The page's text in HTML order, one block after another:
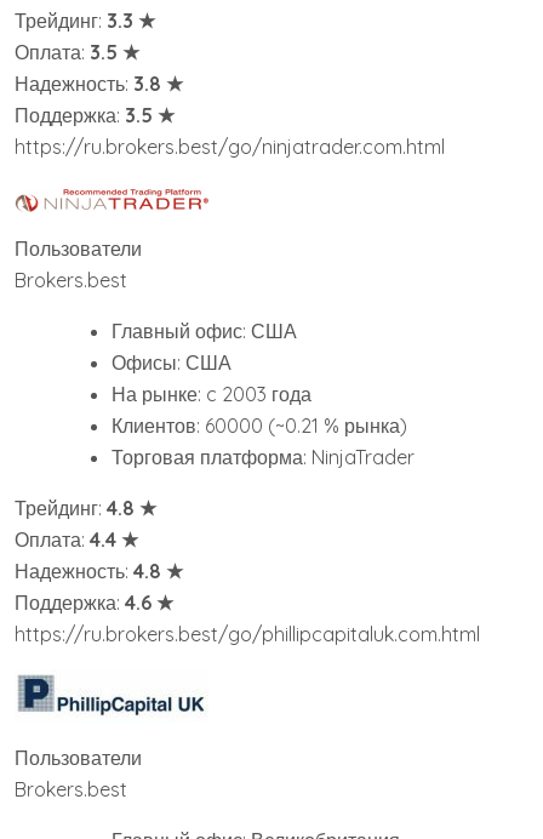
Трейдинг: 3.3 ★
Оплата: 3.5 ★
Надежность: 3.8 ★
Поддержка: 3.5 ★
https://ru.brokers.best/go/ninjatrader.com.html
Пользователи
Brokers.best
Главный офис: США
Офисы: США
На рынке: c 2003 года
Клиентов: 60000 (~0.21 % рынка)
Торговая платформа: NinjaTrader
Трейдинг: 4.8 ★
Оплата: 4.4 ★
Надежность: 4.8 ★
Поддержка: 4.6 ★
https://ru.brokers.best/go/phillipcapitaluk.com.html
Пользователи
Brokers.best